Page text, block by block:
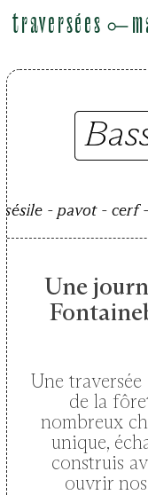
traversées
- pavot - cerf
- pavot - cerf
Une
Une
de la
nombreux
unique,
construis
ouvrir